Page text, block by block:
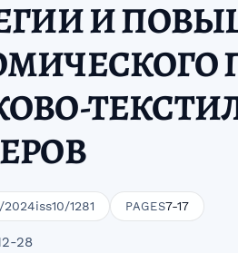
И
1281 PAGES7-17
28